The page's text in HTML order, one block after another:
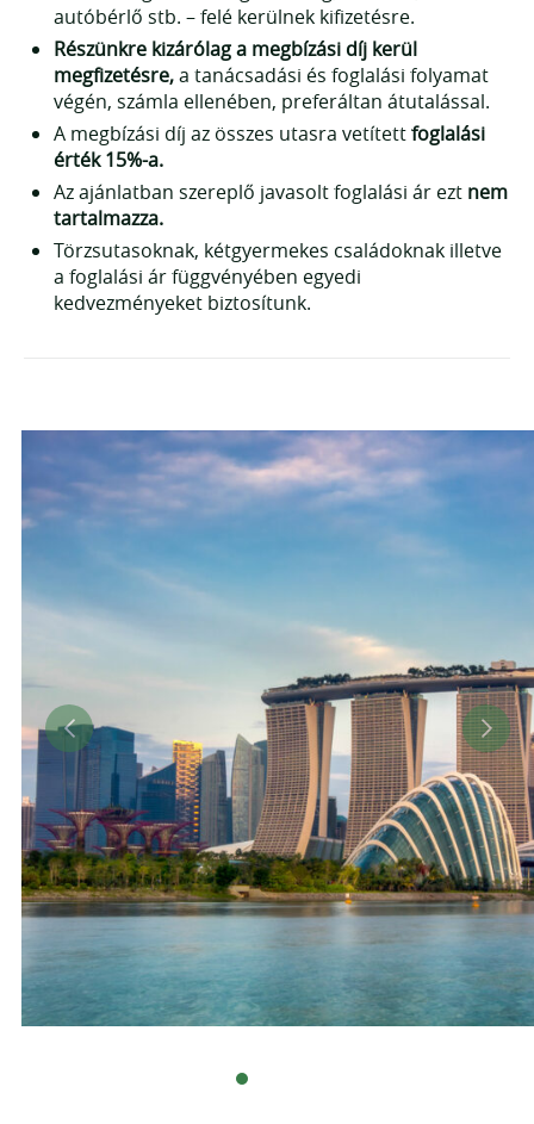
Helix bridge
Jewel szökőkút
Fehér homokos tengerpartok
Hajókirándulások
Sznorkelezés
Úszás cetcápákkal
Kajakozás
Túrázás
Vízesések
autóbérlő stb. – felé kerülnek kifizetésre.
Részünkre kizárólag a megbízási díj kerül
megfizetésre,a tanácsadási és foglalási folyamat
végén, számla ellenében, preferáltan átutalással.
A megbízási díj az összes utasra vetítettfoglalási
érték 15%-a.
Az ajánlatban szereplő javasolt foglalási ár ezt nem
tartalmazza.
Törzsutasoknak, kétgyermekes családoknak illetve
a foglalási ár függvényében egyedi
kedvezményeket biztosítunk.